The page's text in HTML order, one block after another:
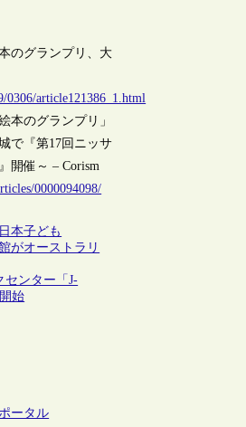
のグランプリ、大
0306/article121386_1.html
本のグランプリ」
で『第17回ニッサ
開催～ – Corism
0000094098/
日本子ども
がオーストラリ
センター「J-
始
ータル